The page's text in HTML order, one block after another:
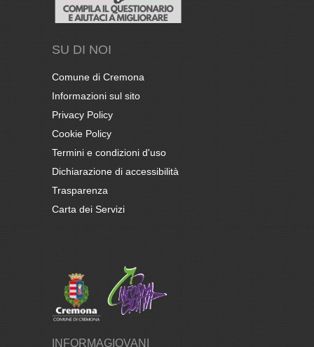
SU DI NOI
Comune di Cremona
Informazioni sul sito
Privacy Policy
Cookie Policy
Termini e condizioni d'uso
Dichiarazione di accessibilità
Trasparenza
Carta dei Servizi
INFORMAGIOVANI